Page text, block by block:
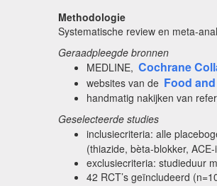
Methodologie
Systematische review en meta-
Geraadpleegde bronnen
MEDLINE, Cochrane
websites van de Food
handmatig nakijken van
Geselecteerde studies
inclusiecriteria: alle
(thiazide, bèta-blokker,
exclusiecriteria: studieduur
42 RCT’s geïncludeerd